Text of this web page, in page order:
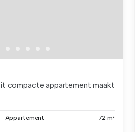
compacte appartement maakt
Appartement 72 m²